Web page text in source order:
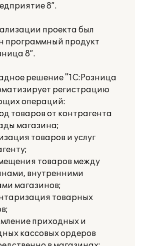
8”.
проекта был
программный продукт
8”.
решение "1С:Розница
регистрацию
операций:
товаров от контрагента
магазина;
товаров и услуг
товаров между
внутренними
магазинов;
товарных
приходных и
кассовых ордеров